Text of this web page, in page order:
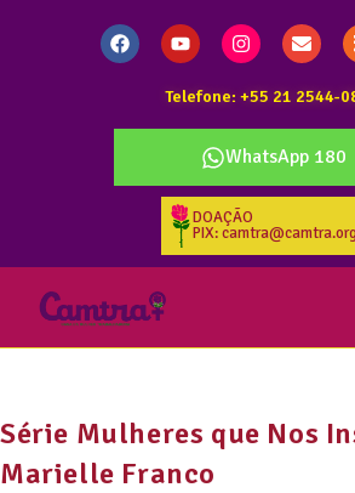
Telefone: +55 21 2544-
WhatsApp 180
DOAÇÃO
PIX:
Série Mulheres que Nos
Marielle Franco